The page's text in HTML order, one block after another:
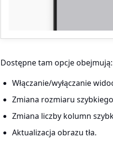
Dostępne tam opcje obejmują:
Włączanie/wyłączanie
Zmiana rozmiaru
Zmiana liczby kolumn
Aktualizacja obrazu tła.